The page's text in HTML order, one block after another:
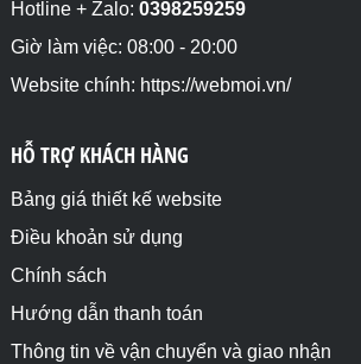
Hotline + Zalo: 0398259259
Giờ làm việc: 08:00 - 20:00
Website chính: https://webmoi.vn/
HỖ TRỢ KHÁCH HÀNG
Bảng giá thiết kế website
Điều khoản sử dụng
Chính sách
Hướng dẫn thanh toán
Thông tin về vận chuyển và giao nhận